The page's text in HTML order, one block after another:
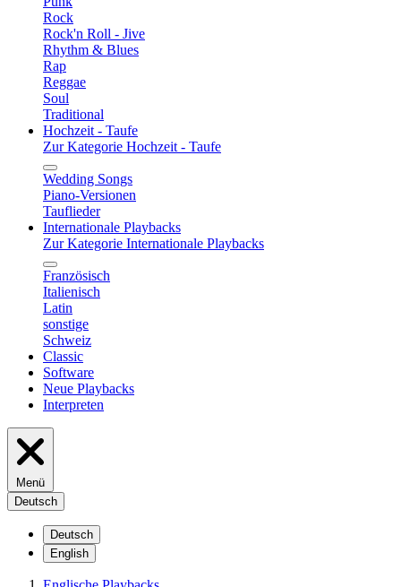
Rock
Rock'n Roll - Jive
Rhythm & Blues
Rap
Reggae
Soul
Traditional
Hochzeit - Taufe
Zur Kategorie Hochzeit - Taufe
Wedding Songs
Piano-Versionen
Tauflieder
Internationale Playbacks
Zur Kategorie Internationale Playbacks
Französisch
Italienisch
Latin
sonstige
Schweiz
Classic
Software
Neue Playbacks
Interpreten
Menü
Deutsch
Deutsch
English